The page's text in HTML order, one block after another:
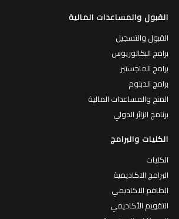
القبول والمساعدات المالية
القبول والتسجيل
برامج البكالوريوس
برامج الماجستير
برامج الدبلوم
المنح والمساعدات المالية
برنامج الزائر الدولي
الكليات والبرامج
الكليات
البرامج الاكاديمية
الطاقم الاكاديمي
التقويم الأكاديمي